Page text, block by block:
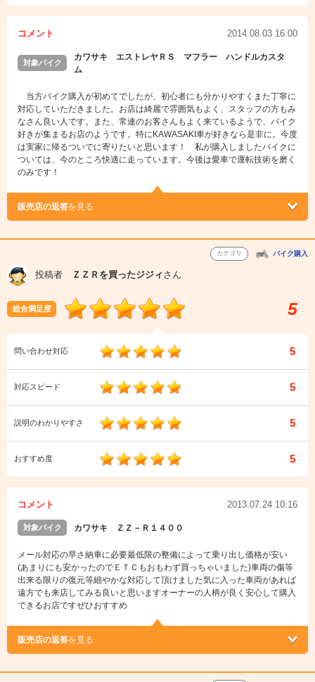
コメント 2014.08.03 16:00
対象バイク
カワサキ エストレヤＲＳ マフラー ハンドルカスタ
ム
当方バイク購入が初めてでしたが、初心者にも分かりやすくまた丁寧に
対応していただきました。お店は綺麗で雰囲気もよく、スタッフの方もみ
なさん良い人です。また、常連のお客さんもよく来ているようで、バイク
好きが集まるお店のようです。特にKAWASAKI車が好きなら是非に。今度
は実家に帰るついでに寄りたいと思います！ 私が購入しましたバイクに
ついては、今のところ快適に走っています。今後は愛車で運転技術を磨く
のみです！
販売店の返答を見る
カテゴリ バイク購入
投稿者 ＺＺＲを買ったジジィ さん
総合満足度 5
問い合わせ対応 5
対応スピード 5
説明のわかりやすさ 5
おすすめ度 5
コメント 2013.07.24 10:16
対象バイク カワサキ ＺＺ－Ｒ１４００
メール対応の早さ納車に必要最低限の整備によって乗り出し価格が安い
(あまりにも安かったのでＥＴＣもおもわず買っちゃいました)車両の傷等
出来る限りの復元等細やかな対応して頂けました気に入った車両があれば
遠方でも来店してみる良いと思いますオーナーの人柄が良く安心して購入
できるお店ですぜひおすすめ
販売店の返答を見る